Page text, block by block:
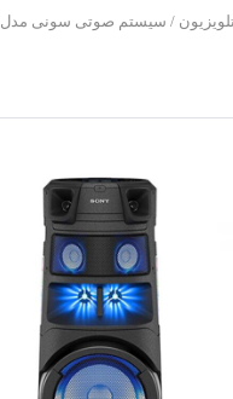
تلویزیون / سیستم صوتی سونی مدل V۸۳